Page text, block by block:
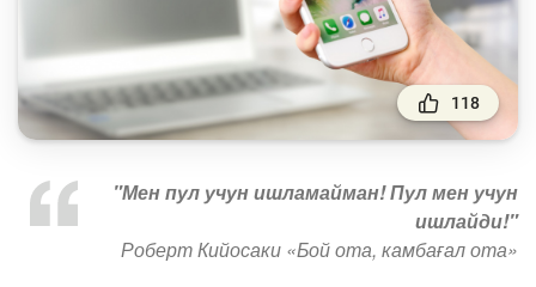
Молиявий хавфсизлик
Банк хизматлари истеъмолчилари
ҳуқуқлари
Тадбиркорлик
Ўқув қўлланмалар
Лойиҳалар
118
"Мен пул учун ишламайман! Пул мен учун
ишлайди!"
Роберт Кийосаки «Бой ота, камбағал ота»